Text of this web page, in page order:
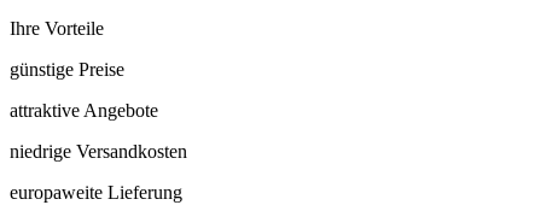
Ihre Vorteile
günstige Preise
attraktive Angebote
niedrige Versandkosten
europaweite Lieferung